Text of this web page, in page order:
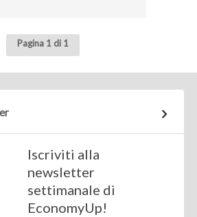
Pagina 1 di 1
Iscriviti alla
newsletter
settimanale di
EconomyUp!